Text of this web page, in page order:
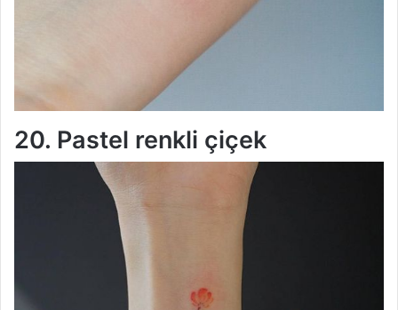
20. Pastel renkli çiçek